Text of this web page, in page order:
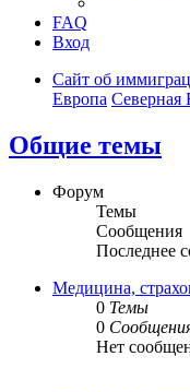
FAQ
Вход
Сайт об
Европа Северная
Общие темы
Форум
Темы
Сообщения
Последнее
Медицина,
0 Темы
0
Нет